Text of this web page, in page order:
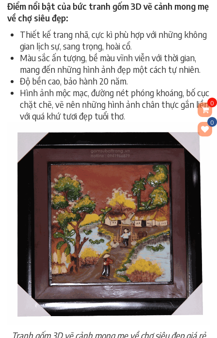
0
0
Điểm nổi bật của bức tranh gốm 3D vẽ cảnh mong mẹ
về chợ siêu đẹp:
Thiết kế trang nhã, cực kì phù hợp với những không
gian lịch sự, sang trọng, hoài cổ.
Màu sắc ấn tượng, bề màu vĩnh viễn với thời gian,
mang đến những hình ảnh đẹp một cách tự nhiên.
Độ bền cao, bảo hành 20 năm.
Hình ảnh mộc mạc, đường nét phóng khoáng, bố cục
chặt chẽ, vẽ nên những hình ảnh chân thực gắn liền
với quá khứ tươi đẹp tuổi thơ.
Tranh gốm 3D vẽ cảnh mong mẹ về chợ siêu đẹp giá rẻ